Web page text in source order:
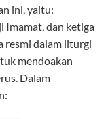
ini, yaitu:
Imamat, dan ketiga
resmi dalam liturgi
mendoakan
Dalam